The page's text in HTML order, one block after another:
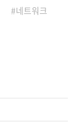
네트워크